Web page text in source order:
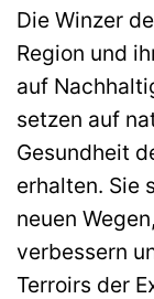
Die Winzer
Region und
auf
setzen auf
Gesundheit
erhalten. Sie
neuen
verbessern
Terroirs der